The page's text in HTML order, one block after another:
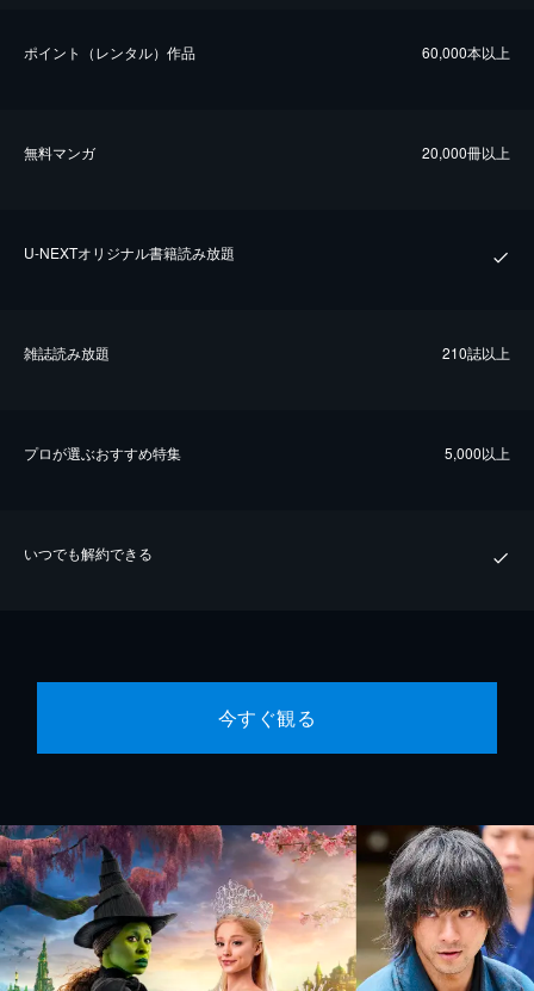
ポイント（レンタル）作品 60,000本以上
無料マンガ 20,000冊以上
U-NEXTオリジナル書籍読み放題
雑誌読み放題 210誌以上
プロが選ぶおすすめ特集 5,000以上
いつでも解約できる
今すぐ観る